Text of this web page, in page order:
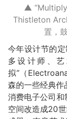
▲
Thistleton
置，
今年设计节的
多设计师、
拟”（
森的一些经典作
消费电子公司
空间改造成20